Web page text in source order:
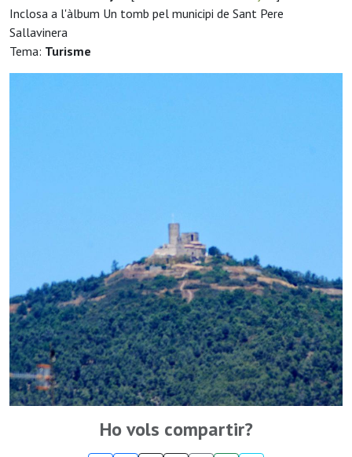
Inclosa a l'àlbum Un tomb pel municipi de Sant Pere
Sallavinera
Tema: Turisme
Ho vols compartir?